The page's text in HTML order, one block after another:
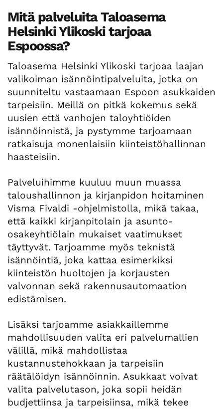
Mitä palveluita Taloasema
Helsinki Ylikoski tarjoaa
Espoossa?
Taloasema Helsinki Ylikoski tarjoaa laajan
valikoiman isännöintipalveluita, jotka on
suunniteltu vastaamaan Espoon asukkaiden
tarpeisiin. Meillä on pitkä kokemus sekä
uusien että vanhojen taloyhtiöiden
isännöinnistä, ja pystymme tarjoamaan
ratkaisuja monenlaisiin kiinteistöhallinnan
haasteisiin.
Palveluihimme kuuluu muun muassa
taloushallinnon ja kirjanpidon hoitaminen
Visma Fivaldi -ohjelmistolla, mikä takaa,
että kaikki kirjanpitolain ja asunto-
osakeyhtiölain mukaiset vaatimukset
täyttyvät. Tarjoamme myös teknistä
isännöintiä, joka kattaa esimerkiksi
kiinteistön huoltojen ja korjausten
valvonnan sekä rakennusautomaation
edistämisen.
Lisäksi tarjoamme asiakkaillemme
mahdollisuuden valita eri palvelumallien
välillä, mikä mahdollistaa
kustannustehokkaan ja tarpeisiin
räätälöidyn isännöinnin. Asukkaat voivat
valita palvelutason, joka sopii heidän
budjettiinsa ja tarpeisiinsa, mikä tekee